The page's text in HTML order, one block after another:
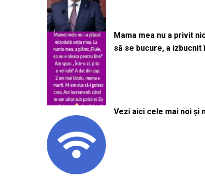
Mama mea nu a privit
să se bucure, a
Vezi aici cele mai noi și